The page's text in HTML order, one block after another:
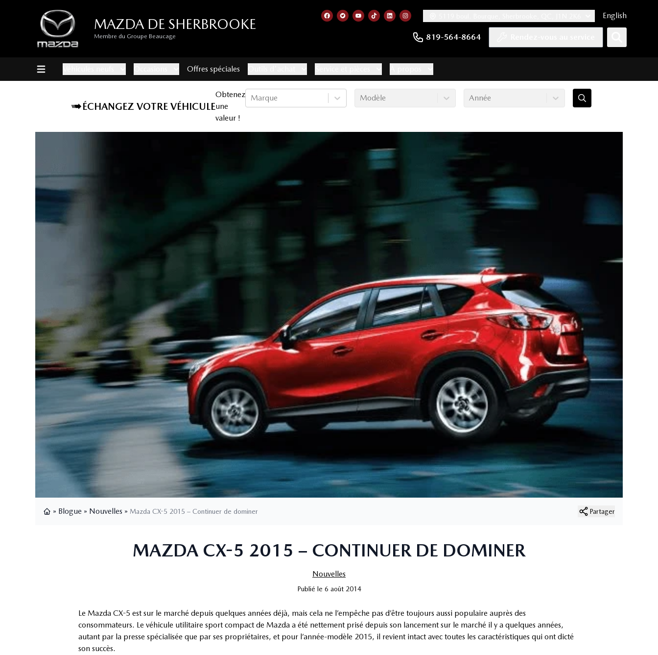
MAZDA DE SHERBROOKE
Membre du Groupe Beaucage 819-564-8664
Lien vers notre page facebook
Lien vers notre compte Twitter
Lien vers notre chaîne YouTube
Lien vers notre compte Tiktok
Lien vers notre compte LinkedIn
Lien vers notre compte Instagram
English
Offres spéciales
ÉCHANGEZ VOTRE VÉHICULE
Obtenez
une
valeur !
Marque Modèle Année
» Blogue » Nouvelles » Mazda CX-5 2015 – Continuer de dominer Partager
MAZDA CX-5 2015 – CONTINUER DE DOMINER
Nouvelles
Publié le 6 août 2014
Le Mazda CX-5 est sur le marché depuis quelques années déjà, mais cela ne l’empêche pas d’être toujours aussi populaire auprès des
consommateurs. Le véhicule utilitaire sport compact de Mazda a été nettement prisé depuis son lancement sur le marché il y a quelques années,
autant par la presse spécialisée que par ses propriétaires, et pour l’année-modèle 2015, il revient intact avec toutes les caractéristiques qui ont dicté
son succès.